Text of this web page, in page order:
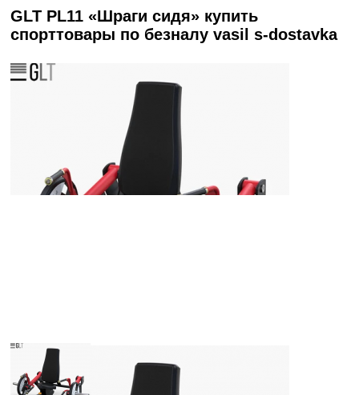
GLT PL11 «Шраги сидя» купить
спорттовары по безналу vasil s-dostavka